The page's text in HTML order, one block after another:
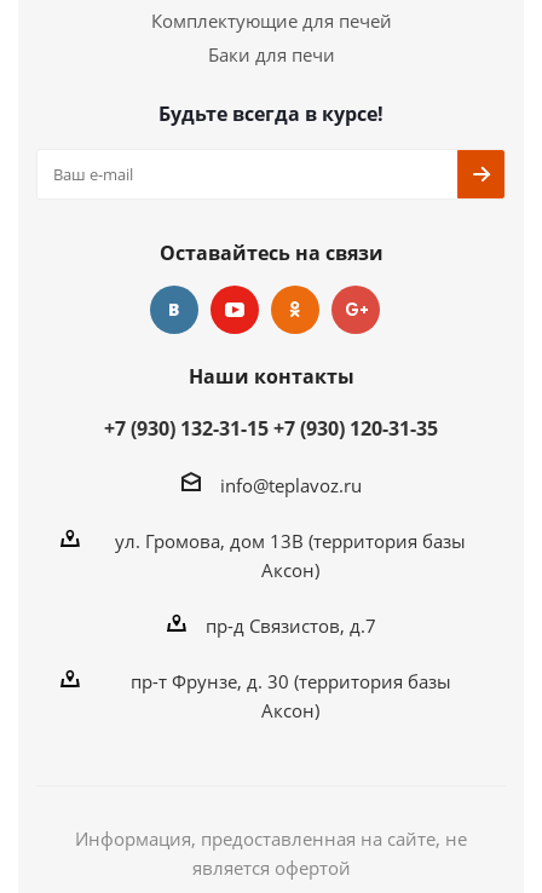
Комплектующие для печей
Баки для печи
Будьте всегда в курсе!
Оставайтесь на связи
Наши контакты
+7 (930) 132-31-15+7 (930) 120-31-35
info@teplavoz.ru
ул. Громова, дом 13В (территория базы
Аксон)
пр-д Связистов, д.7
пр-т Фрунзе, д. 30 (территория базы
Аксон)
Информация, предоставленная на сайте, не
является офертой